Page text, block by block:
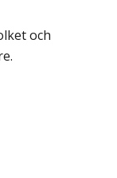
och